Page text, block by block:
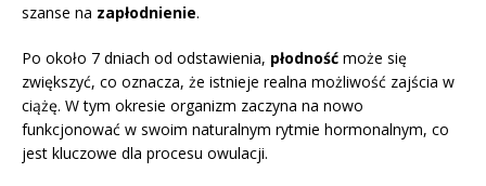
szanse na zapłodnienie.
Po około 7 dniach od odstawienia, płodność może się
zwiększyć, co oznacza, że istnieje realna możliwość zajścia w
ciążę. W tym okresie organizm zaczyna na nowo
funkcjonować w swoim naturalnym rytmie hormonalnym, co
jest kluczowe dla procesu owulacji.